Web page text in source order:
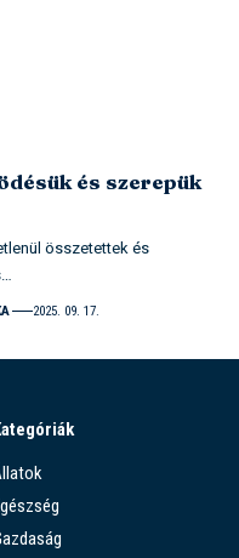
és szerepük
összetettek és
2025. 09. 17.